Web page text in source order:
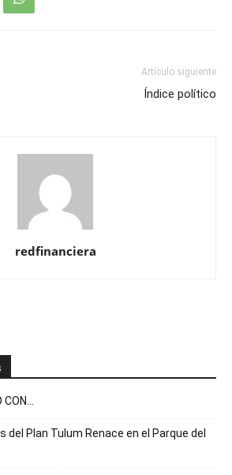
Artículo siguiente
Índice político
redfinanciera
CON…
del Plan Tulum Renace en el Parque del